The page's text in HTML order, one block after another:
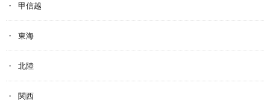
甲信越
東海
北陸
関西